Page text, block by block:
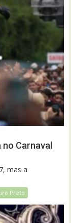
Carnaval
mas a
Preto